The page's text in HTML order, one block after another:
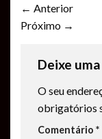
← Anterior
Próximo →
Deixe
O seu
obrigatórios
Comentário *